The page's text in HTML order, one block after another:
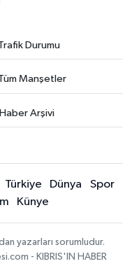
Durumu
Manşetler
Haber Arşivi
Türkiye Dünya
Spor
Künye
yazarları sorumludur.
- KIBRIS'IN HABER